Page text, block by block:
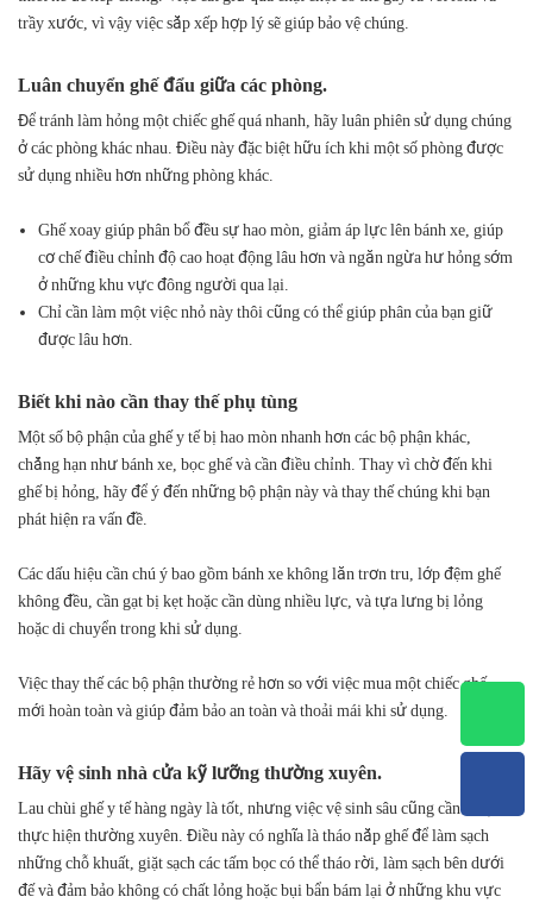
trầy xước, vì vậy việc sắp xếp hợp lý sẽ giúp bảo vệ chúng.
Luân chuyển ghế đẩu giữa các phòng.
Để tránh làm hỏng một chiếc ghế quá nhanh, hãy luân phiên sử dụng chúng
ở các phòng khác nhau. Điều này đặc biệt hữu ích khi một số phòng được
sử dụng nhiều hơn những phòng khác.
Ghế xoay giúp phân bổ đều sự hao mòn, giảm áp lực lên bánh xe, giúp
cơ chế điều chỉnh độ cao hoạt động lâu hơn và ngăn ngừa hư hỏng sớm
ở những khu vực đông người qua lại.
Chỉ cần làm một việc nhỏ này thôi cũng có thể giúp phân của bạn giữ
được lâu hơn.
Biết khi nào cần thay thế phụ tùng
Một số bộ phận của ghế y tế bị hao mòn nhanh hơn các bộ phận khác,
chẳng hạn như bánh xe, bọc ghế và cần điều chỉnh. Thay vì chờ đến khi
ghế bị hỏng, hãy để ý đến những bộ phận này và thay thế chúng khi bạn
phát hiện ra vấn đề.
Các dấu hiệu cần chú ý bao gồm bánh xe không lăn trơn tru, lớp đệm ghế
không đều, cần gạt bị kẹt hoặc cần dùng nhiều lực, và tựa lưng bị lỏng
hoặc di chuyển trong khi sử dụng.
Việc thay thế các bộ phận thường rẻ hơn so với việc mua một chiếc ghế
mới hoàn toàn và giúp đảm bảo an toàn và thoải mái khi sử dụng.
Hãy vệ sinh nhà cửa kỹ lưỡng thường xuyên.
Lau chùi ghế y tế hàng ngày là tốt, nhưng việc vệ sinh sâu cũng cần được
thực hiện thường xuyên. Điều này có nghĩa là tháo nắp ghế để làm sạch
những chỗ khuất, giặt sạch các tấm bọc có thể tháo rời, làm sạch bên dưới
đế và đảm bảo không có chất lỏng hoặc bụi bẩn bám lại ở những khu vực